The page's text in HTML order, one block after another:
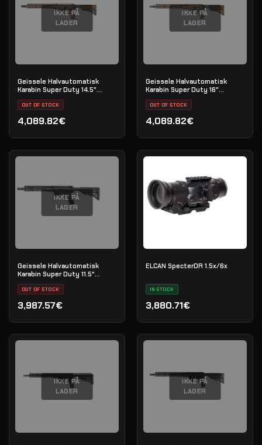
IKKE PÅ
LAGER
Geissele Halvautomatisk
Karabin Super Duty 14.5"
5.56MM - DDC
OUT OF STOCK
4,089.82€
IKKE PÅ
LAGER
Geissele Halvautomatisk
Karabin Super Duty 16"
5.56MM - DDC
OUT OF STOCK
4,089.82€
IKKE PÅ
LAGER
Geissele Halvautomatisk
Karabin Super Duty 11.5"
OUT OF STOCK
3,987.57€
ELCAN SpecterDR 1.5x/6x
IN STOCK
3,880.71€
IKKE PÅ
LAGER
IKKE PÅ
LAGER